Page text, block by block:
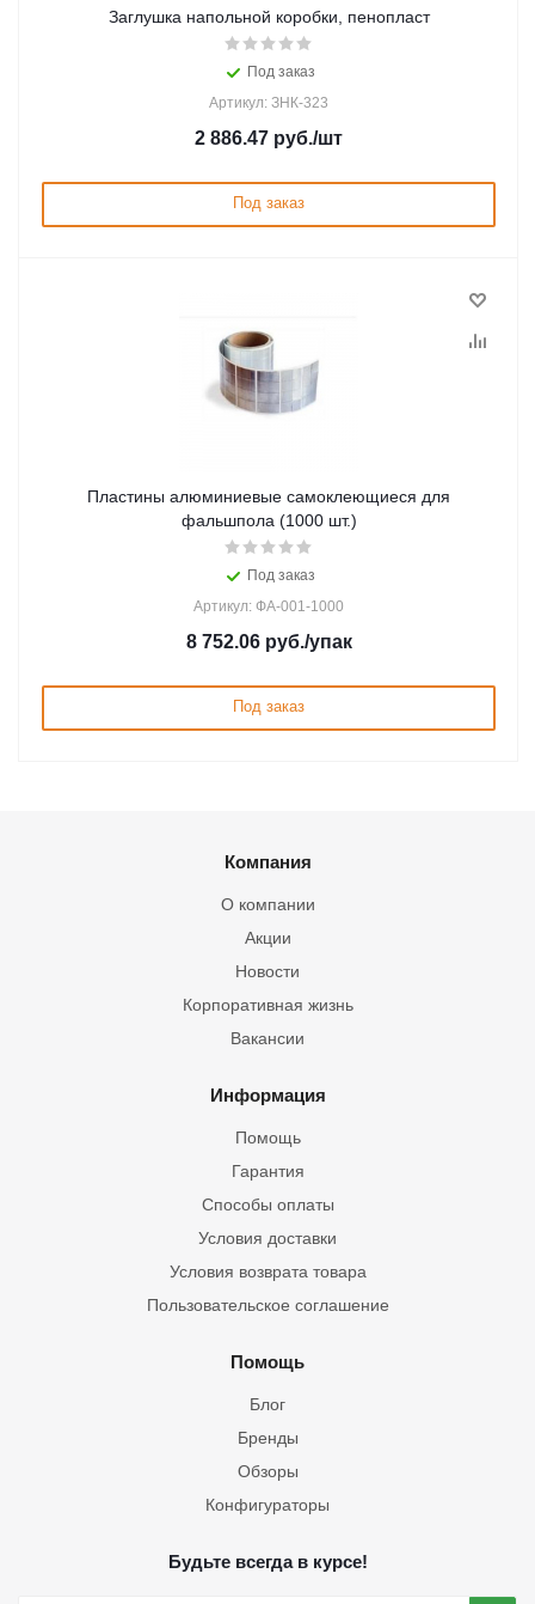
Заглушка напольной коробки, пенопласт
Под заказ
Артикул: ЗНК-323
2 886.47 руб./шт
Под заказ
Пластины алюминиевые самоклеющиеся для
фальшпола (1000 шт.)
Под заказ
Артикул: ФА-001-1000
8 752.06руб./упак
Под заказ
Компания
О компании
Акции
Новости
Корпоративная жизнь
Вакансии
Информация
Помощь
Гарантия
Способы оплаты
Условия доставки
Условия возврата товара
Пользовательское соглашение
Помощь
Блог
Бренды
Обзоры
Конфигураторы
Будьте всегда в курсе!